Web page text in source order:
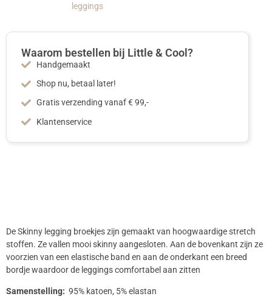
leggings
Waarom bestellen bij Little & Cool?
Handgemaakt
Shop nu, betaal later!
Gratis verzending vanaf € 99,-
Klantenservice
De Skinny legging broekjes zijn gemaakt van hoogwaardige stretch
stoffen. Ze vallen mooi skinny aangesloten. Aan de bovenkant zijn ze
voorzien van een elastische band en aan de onderkant een breed
bordje waardoor de leggings comfortabel aan zitten
Samenstelling: 95% katoen, 5% elastan